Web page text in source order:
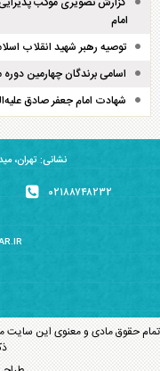
امام
توصیه رهبر شهید انقلاب
اسامی برندگان چهارمین
شهادت امام جعفر صادق
نشانی: تهران،
۰۲۱۸۸۷۴۸۲۳۲
تمام حقوق مادی و معنوی این سایت